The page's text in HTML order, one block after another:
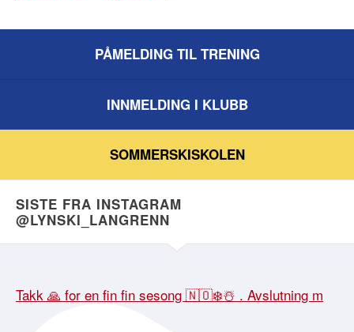
PÅMELDING TIL TRENING
INNMELDING I KLUBB
SOMMERSKISKOLEN
SISTE FRA INSTAGRAM
@LYNSKI_LANGRENN
Takk 🙏 for en fin fin sesong 🇳🇴❄️☃️ . Avslutning m